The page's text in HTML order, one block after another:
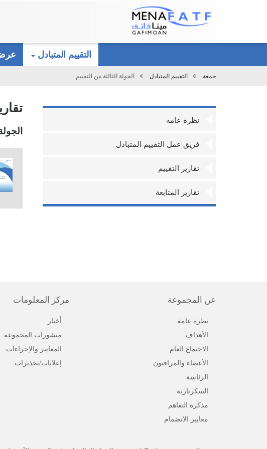
التقييم المتبادل
تحميل
جمعة التقييم المتبادل الجولة الثالثة من التقييم
نظرة عامة
فريق عمل التقييم المتبادل
تقارير التقييم
تقارير المتابعة
مركز المعلومات
أخبار
منشورات المجموعة
المعايير والإجراءات
إعلانات/تحذيرات
عن المجموعة
نظرة عامة
الأهداف
الاجتماع العام
الأعضاء والمراقبون
الرئاسة
السكرتارية
مذكرة التفاهم
معايير الانضمام